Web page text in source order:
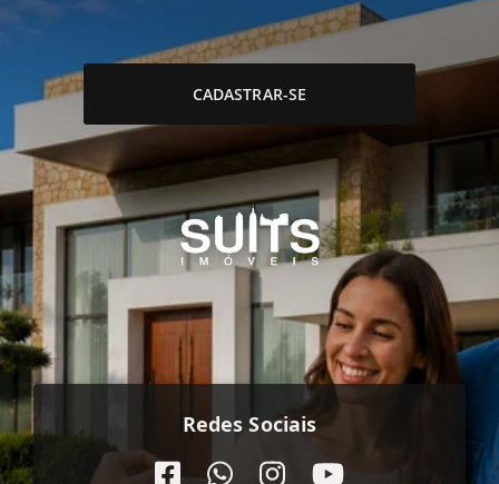
CADASTRAR-SE
Redes Sociais